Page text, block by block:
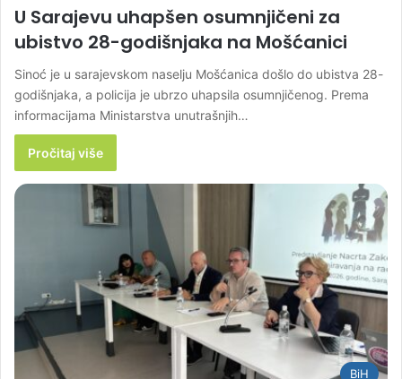
U Sarajevu uhapšen osumnjičeni za
ubistvo 28-godišnjaka na Mošćanici
Sinoć je u sarajevskom naselju Mošćanica došlo do ubistva 28-
godišnjaka, a policija je ubrzo uhapsila osumnjičenog. Prema
informacijama Ministarstva unutrašnjih…
Pročitaj više
BiH